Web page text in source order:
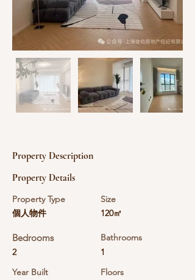
Property Description
Property Details
Property Type
個人物件
Bedrooms
2
Year Built
Size
120㎡
Bathrooms
1
Floors